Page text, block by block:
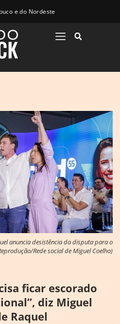
e do Nordeste
anuncia desistência da disputa para o
Rede social de Miguel Coelho)
ficar escorado
diz Miguel
Raquel